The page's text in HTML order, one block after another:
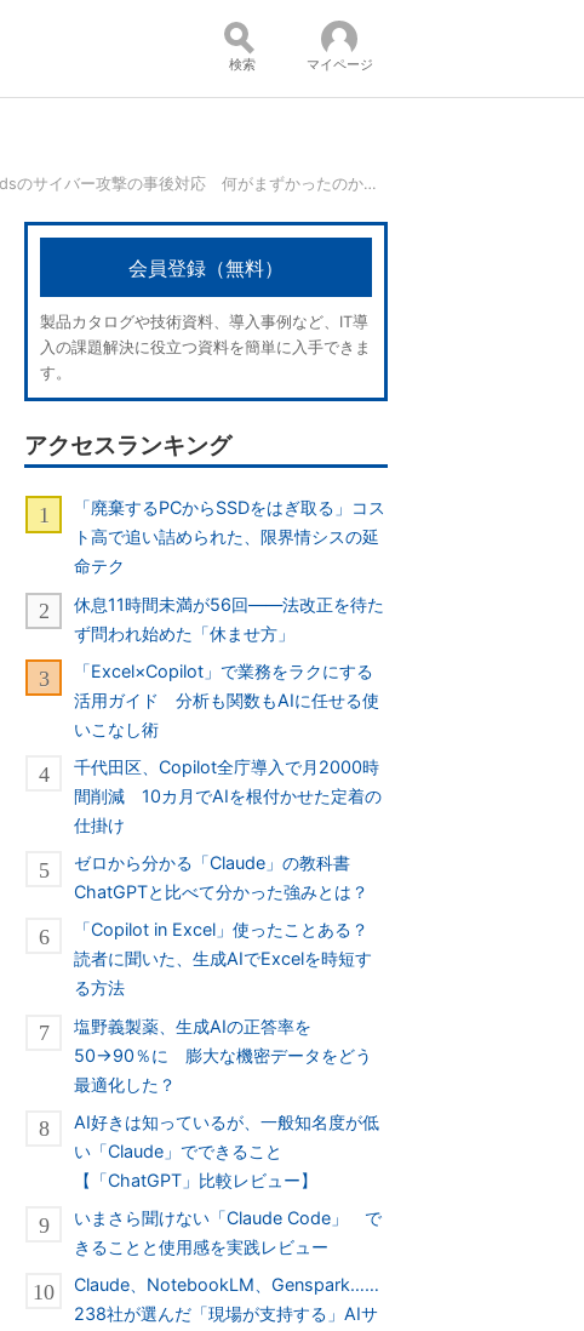
コンテンツ：
検索 マイページ
SolarWindsのサイバー攻撃の事後対応 何がまずかったのか？
会員登録（無料）
製品カタログや技術資料、導入事例など、IT導
入の課題解決に役立つ資料を簡単に入手できま
す。
アクセスランキング
「廃棄するPCからSSDをはぎ取る」コス
ト高で追い詰められた、限界情シスの延
命テク
休息11時間未満が56回――法改正を待た
ず問われ始めた「休ませ方」
「Excel×Copilot」で業務をラクにする
活用ガイド 分析も関数もAIに任せる使
いこなし術
千代田区、Copilot全庁導入で月2000時
間削減 10カ月でAIを根付かせた定着の
仕掛け
ゼロから分かる「Claude」の教科書
ChatGPTと比べて分かった強みとは？
「Copilot in Excel」使ったことある？
読者に聞いた、生成AIでExcelを時短す
る方法
塩野義製薬、生成AIの正答率を
50→90％に 膨大な機密データをどう
最適化した？
AI好きは知っているが、一般知名度が低
い「Claude」でできること
【「ChatGPT」比較レビュー】
いまさら聞けない「Claude Code」 で
きることと使用感を実践レビュー
Claude、NotebookLM、Genspark……
238社が選んだ「現場が支持する」AIサ